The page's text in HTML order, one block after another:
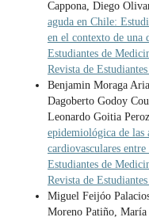
Cappona, Diego
aguda en Chile:
en el contexto de una
Estudiantes de
Revista de
Benjamin Moraga
Dagoberto Godoy
Leonardo Goitia
epidemiológica de las
cardiovasculares
Estudiantes de
Revista de
Miguel Feijóo
Moreno Patiño,